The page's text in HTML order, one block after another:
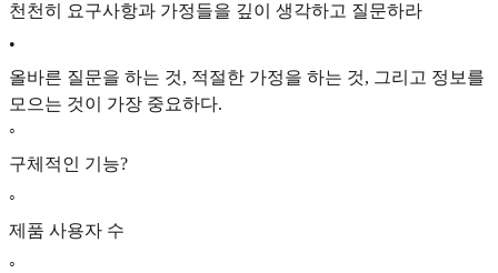
천천히 요구사항과 가정들을 깊이 생각하고 질문하라
•
올바른 질문을 하는 것, 적절한 가정을 하는 것, 그리고 정보를
모으는 것이 가장 중요하다.
◦
구체적인 기능?
◦
제품 사용자 수
◦